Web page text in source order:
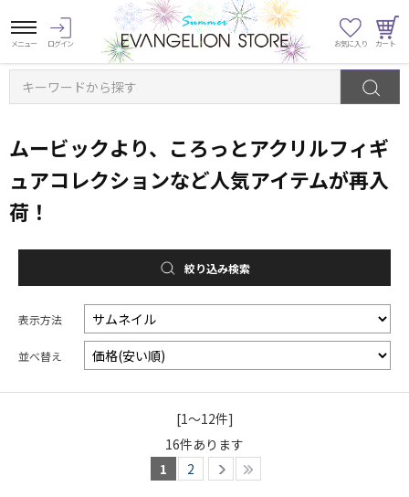
キーワードから探す
ムービックより、ころっとアクリルフィギ
ュアコレクションなど人気アイテムが再入
荷！
絞り込み検索
表示方法
並べ替え
[1～12件]
16件あります
1
2